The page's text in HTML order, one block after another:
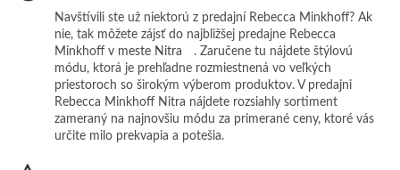
Navštívili ste už niektorú z predajní Rebecca Minkhoff? Ak
nie, tak môžete zájsť do najbližšej predajne Rebecca
Minkhoff v meste Nitra
. Zaručene tu nájdete štýlovú
módu, ktorá je prehľadne rozmiestnená vo veľkých
priestoroch so širokým výberom produktov. V predajni
Rebecca Minkhoff Nitra nájdete rozsiahly sortiment
zameraný na najnovšiu módu za primerané ceny, ktoré vás
určite milo prekvapia a potešia.